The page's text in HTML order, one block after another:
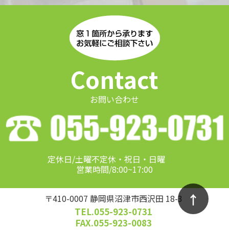
Contact
お問い合わせ
定休日/土曜不定休・祝日・日曜
営業時間/8:00~17:00
〒410-0007 静岡県沼津市西沢田 18-3
TEL.055-923-0731
FAX.055-923-0083
↑